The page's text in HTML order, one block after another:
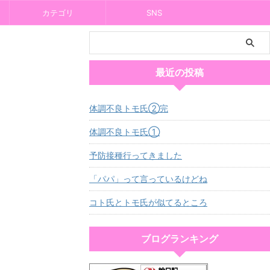
カテゴリ SNS
最近の投稿
体調不良トモ氏②完
体調不良トモ氏①
予防接種行ってきました
「パパ」って言っているけどね
コト氏とトモ氏が似てるところ
ブログランキング